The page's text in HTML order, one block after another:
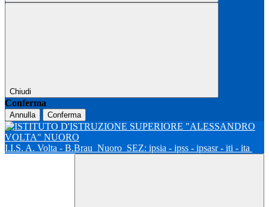
Chiudi
Conferma
Annulla Conferma
I.I.S. A. Volta - B.Brau Nuoro SEZ: ipsia - ipss - ipsasr - iti - ita